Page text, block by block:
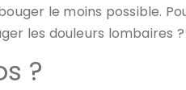
le moins possible.
les douleurs lombaires ?
?